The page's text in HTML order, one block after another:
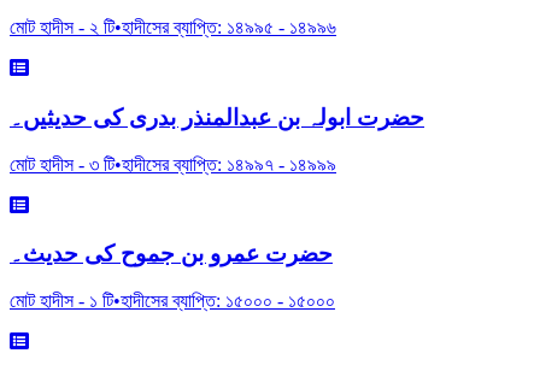
মোট হাদীস - ২ টি•হাদীসের ব্যাপ্তি: ১৪৯৯৫ - ১৪৯৯৬
حضرت ابولہ بن عبدالمنذر بدری کی حدیثیں۔
মোট হাদীস - ৩ টি•হাদীসের ব্যাপ্তি: ১৪৯৯৭ - ১৪৯৯৯
حضرت عمرو بن جموح کی حدیث۔
মোট হাদীস - ১ টি•হাদীসের ব্যাপ্তি: ১৫০০০ - ১৫০০০